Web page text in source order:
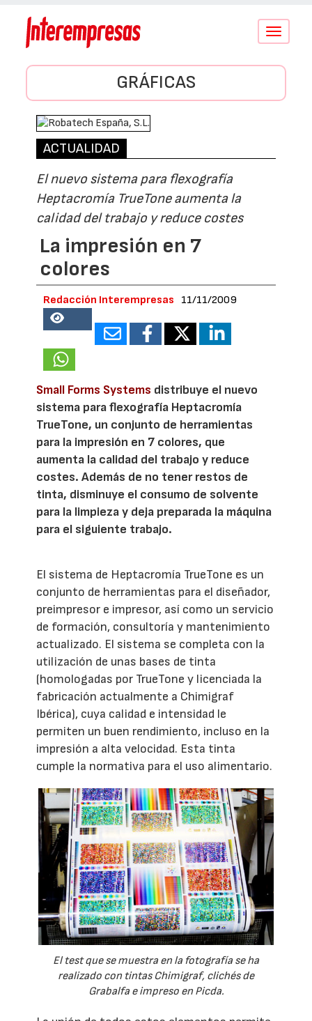
Conmutar
GRÁFICAS
ACTUALIDAD
El nuevo sistema para flexografía
Heptacromía TrueTone aumenta la
calidad del trabajo y reduce costes
La impresión en 7
colores
Redacción Interempresas 11/11/2009
10681
Small Forms Systems distribuye el nuevo
sistema para flexografía Heptacromía
TrueTone, un conjunto de herramientas
para la impresión en 7 colores, que
aumenta la calidad del trabajo y reduce
costes. Además de no tener restos de
tinta, disminuye el consumo de solvente
para la limpieza y deja preparada la máquina
para el siguiente trabajo.
El sistema de Heptacromía TrueTone es un
conjunto de herramientas para el diseñador,
preimpresor e impresor, así como un servicio
de formación, consultoría y mantenimiento
actualizado. El sistema se completa con la
utilización de unas bases de tinta
(homologadas por TrueTone y licenciada la
fabricación actualmente a Chimigraf
Ibérica), cuya calidad e intensidad le
permiten un buen rendimiento, incluso en la
impresión a alta velocidad. Esta tinta
cumple la normativa para el uso alimentario.
El test que se muestra en la fotografía se ha
realizado con tintas Chimigraf, clichés de
Grabalfa e impreso en Picda.